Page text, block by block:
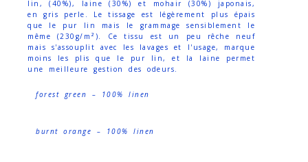
lin, (40%), laine (30%) et mohair (30%) japonais,
en gris perle. Le tissage est légèrement plus épais
que le pur lin mais le grammage sensiblement le
même (230g/m²). Ce tissu est un peu rêche neuf
mais s'assouplit avec les lavages et l'usage, marque
moins les plis que le pur lin, et la laine permet
une meilleure gestion des odeurs.
forest green – 100% linen
burnt orange – 100% linen